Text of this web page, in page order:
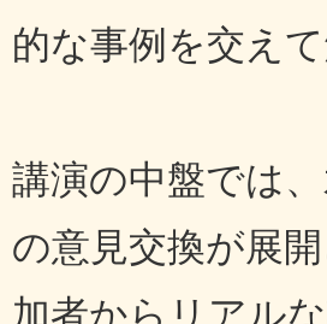
的な事例を交え
講演の中盤では
の意見交換が展
加者からリアル